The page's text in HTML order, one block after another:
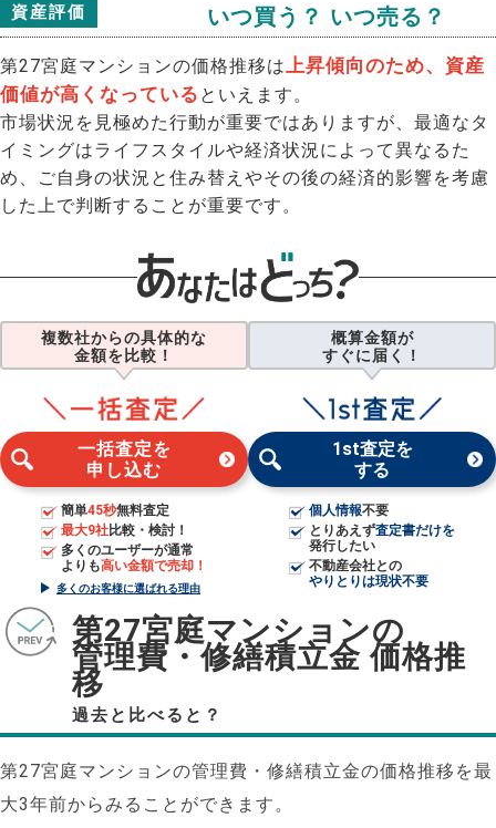
資産評価 いつ買う？ いつ売る？
第27宮庭マンションの価格推移は 上昇傾向のため、資産
価値が高くなっている といえます。
市場状況を見極めた行動が重要ではありますが、最適なタ
イミングはライフスタイルや経済状況によって異なるた
め、ご自身の状況と住み替えやその後の経済的影響を考慮
した上で判断することが重要です。
複数社からの具体的な
金額を比較！
一括査定を
申し込む
簡単45秒無料査定
最大9社比較・検討！
多くのユーザーが通常
よりも高い金額で売却！
多くのお客様に選ばれる理由
概算金額が
すぐに届く！
1st査定を
する
個人情報不要
とりあえず査定書だけを
発行したい
不動産会社との
やりとりは現状不要
第27宮庭マンションの
管理費・修繕積立金 価格推
移
過去と比べると？
第27宮庭マンションの管理費・修繕積立金の価格推移を最
大3年前からみることができます。